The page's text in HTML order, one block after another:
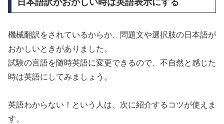
機械翻訳をされているからか、問題文や選択肢の日本語が
おかしいときがありました。
試験の言語を随時英語に変更できるので、不自然と感じた
時は英語にしてみましょう。
英語わからない！という人は、次に紹介するコツが使えま
す。